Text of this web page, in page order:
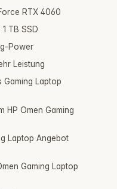
RTX 4060
TB SSD
Power
Leistung
Gaming Laptop
HP Omen Gaming
Laptop Angebot
Gaming Laptop